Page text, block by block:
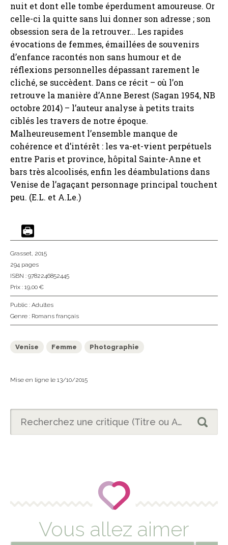
nuit et dont elle tombe éperdument amoureuse. Or
celle-ci la quitte sans lui donner son adresse ; son
obsession sera de la retrouver… Les rapides
évocations de femmes, émaillées de souvenirs
d’enfance racontés non sans humour et de
réflexions personnelles dépassant rarement le
cliché, se succèdent. Dans ce récit – où l’on
retrouve la manière d’Anne Berest (Sagan 1954, NB
octobre 2014) – l’auteur analyse à petits traits
ciblés les travers de notre époque.
Malheureusement l’ensemble manque de
cohérence et d’intérêt : les va-et-vient perpétuels
entre Paris et province, hôpital Sainte-Anne et
bars très alcoolisés, enfin les déambulations dans
Venise de l’agaçant personnage principal touchent
peu. (E.L. et A.Le.)
Grasset, 2015
294 pages
ISBN : 9782246852445
Prix : 19,00 €
Public : Adultes
Genre : Romans français
Venise Femme Photographie
Mise en ligne le 13/10/2015
Vous allez aimer